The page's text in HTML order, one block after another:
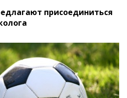
присоединиться